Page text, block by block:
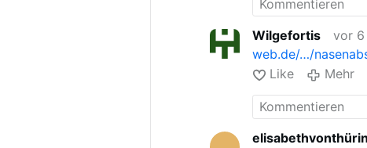
Wilgefortis
vor 6
web.de/…/
Like
Mehr